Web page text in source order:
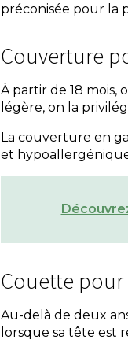
préconisée pour la
Couverture
À partir de 18
légère, on la
La couverture en
et
Couette pour
Au-delà de deux
lorsque sa tête est